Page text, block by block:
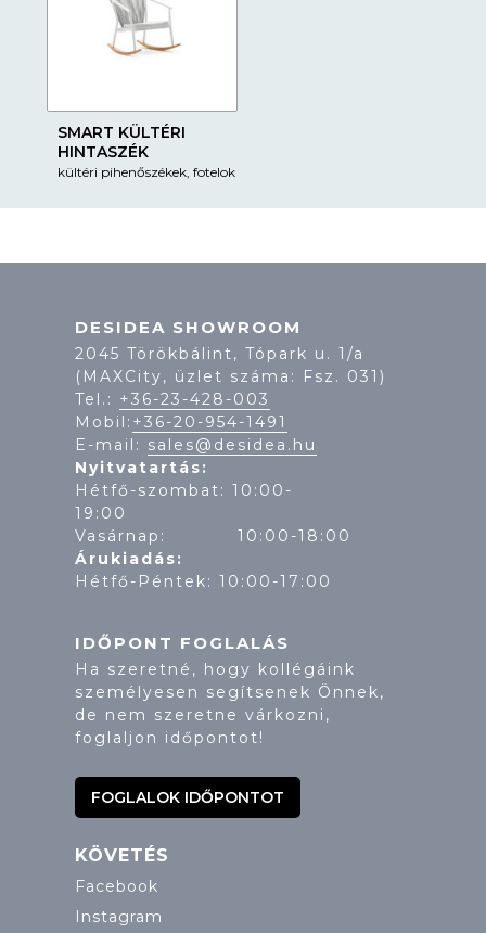
SMART KÜLTÉRI
HINTASZÉK
kültéri pihenőszékek, fotelok
DESIDEA SHOWROOM
2045 Törökbálint, Tópark u. 1/a
(MAXCity, üzlet száma: Fsz. 031)
Tel.: +36-23-428-003
Mobil: +36-20-954-1491
E-mail: sales@desidea.hu
Nyitvatartás:
Hétfő-szombat: 10:00-
Vasárnap: 10:00-18:00
Árukiadás:
Hétfő-Péntek: 10:00-17:00
IDŐPONT FOGLALÁS
Ha szeretné, hogy kollégáink
személyesen segítsenek Önnek,
de nem szeretne várkozni,
foglaljon időpontot!
FOGLALOK IDŐPONTOT
KÖVETÉS
Facebook
Instagram